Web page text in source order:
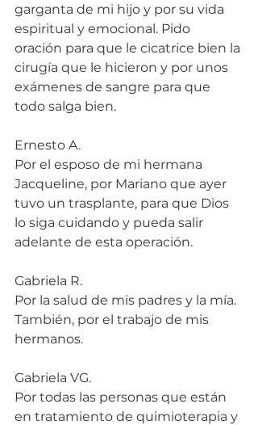
garganta de mi hijo y por su vida
espiritual y emocional. Pido
oración para que le cicatrice bien la
cirugía que le hicieron y por unos
exámenes de sangre para que
todo salga bien.
Ernesto A.
Por el esposo de mi hermana
Jacqueline, por Mariano que ayer
tuvo un trasplante, para que Dios
lo siga cuidando y pueda salir
adelante de esta operación.
Gabriela R.
Por la salud de mis padres y la mía.
También, por el trabajo de mis
hermanos.
Gabriela VG.
Por todas las personas que están
en tratamiento de quimioterapia y